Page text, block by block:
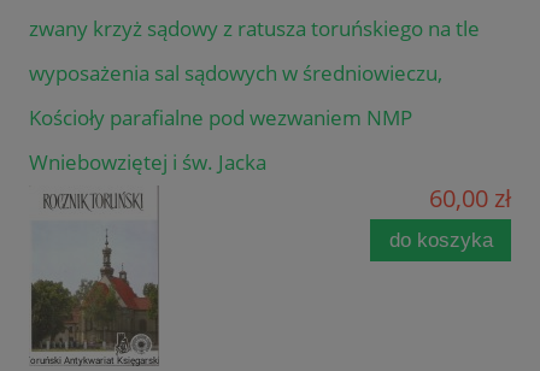
zwany krzyż sądowy z ratusza toruńskiego na tle
wyposażenia sal sądowych w średniowieczu,
Kościoły parafialne pod wezwaniem NMP
Wniebowziętej i św. Jacka
60,00 zł
do koszyka